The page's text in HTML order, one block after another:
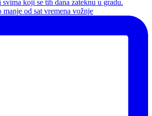
manje od sat vremena vožnje